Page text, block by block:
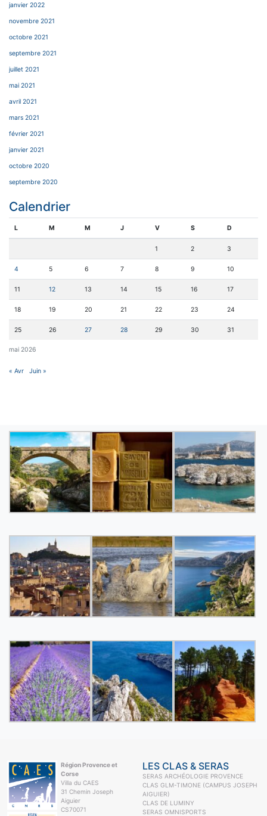
janvier 2022
novembre 2021
octobre 2021
septembre 2021
juillet 2021
mai 2021
avril 2021
mars 2021
février 2021
janvier 2021
octobre 2020
septembre 2020
Calendrier
mai 2026
L M M J V S D
1 2 3
4 5 6 7 8 9 10
11 12 13 14 15 16 17
18 19 20 21 22 23 24
25 26 27 28 29 30 31
« Avr Juin »
Région Provence et
Corse
Villa du CAES
31 Chemin Joseph
Aiguier
CS70071
LES CLAS & SERAS
SERAS ARCHÉOLOGIE PROVENCE
CLAS GLM-TIMONE (CAMPUS JOSEPH
AIGUIER)
CLAS DE LUMINY
SERAS OMNISPORTS